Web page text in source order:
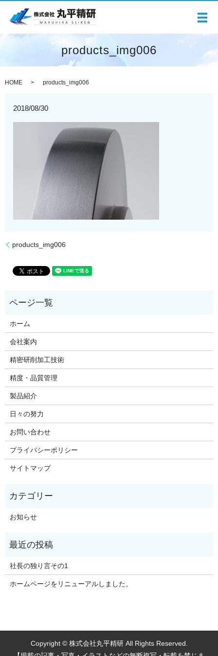
メ
products_img006
HOME products_img006
2018/08/30
products_img006
ホーム
会社案内
精密研削加工技術
精度・品質管理
製品紹介
日々の努力
お問い合わせ
プライバシーポリシー
サイトマップ
お知らせ
社長の独り言その1
ホームページをリニューアルしました。
Copyright © 株式会社丸平精研 All Rights Reserved.